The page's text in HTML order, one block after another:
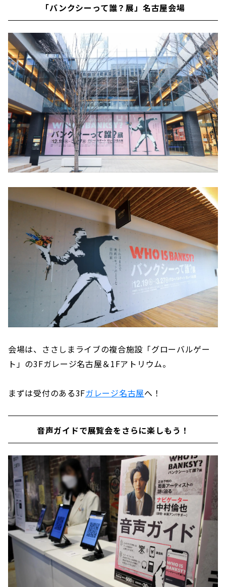
「バンクシーって誰？展」名古屋会場
会場は、ささしまライブの複合施設「グローバルゲー
ト」の3Fガレージ名古屋＆1Fアトリウム。
まずは受付のある3Fガレージ名古屋へ！
音声ガイドで展覧会をさらに楽しもう！